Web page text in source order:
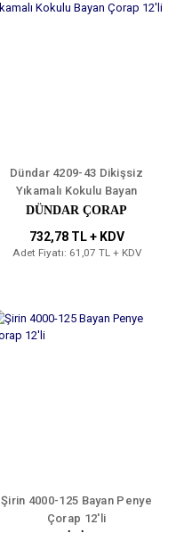
Dündar 4209-43 Dikişsiz
Yıkamalı Kokulu Bayan
Çorap 12'li
DÜNDAR ÇORAP
732,78 TL + KDV
Adet Fiyatı: 61,07 TL + KDV
Şirin 4000-125 Bayan Penye
Çorap 12'li